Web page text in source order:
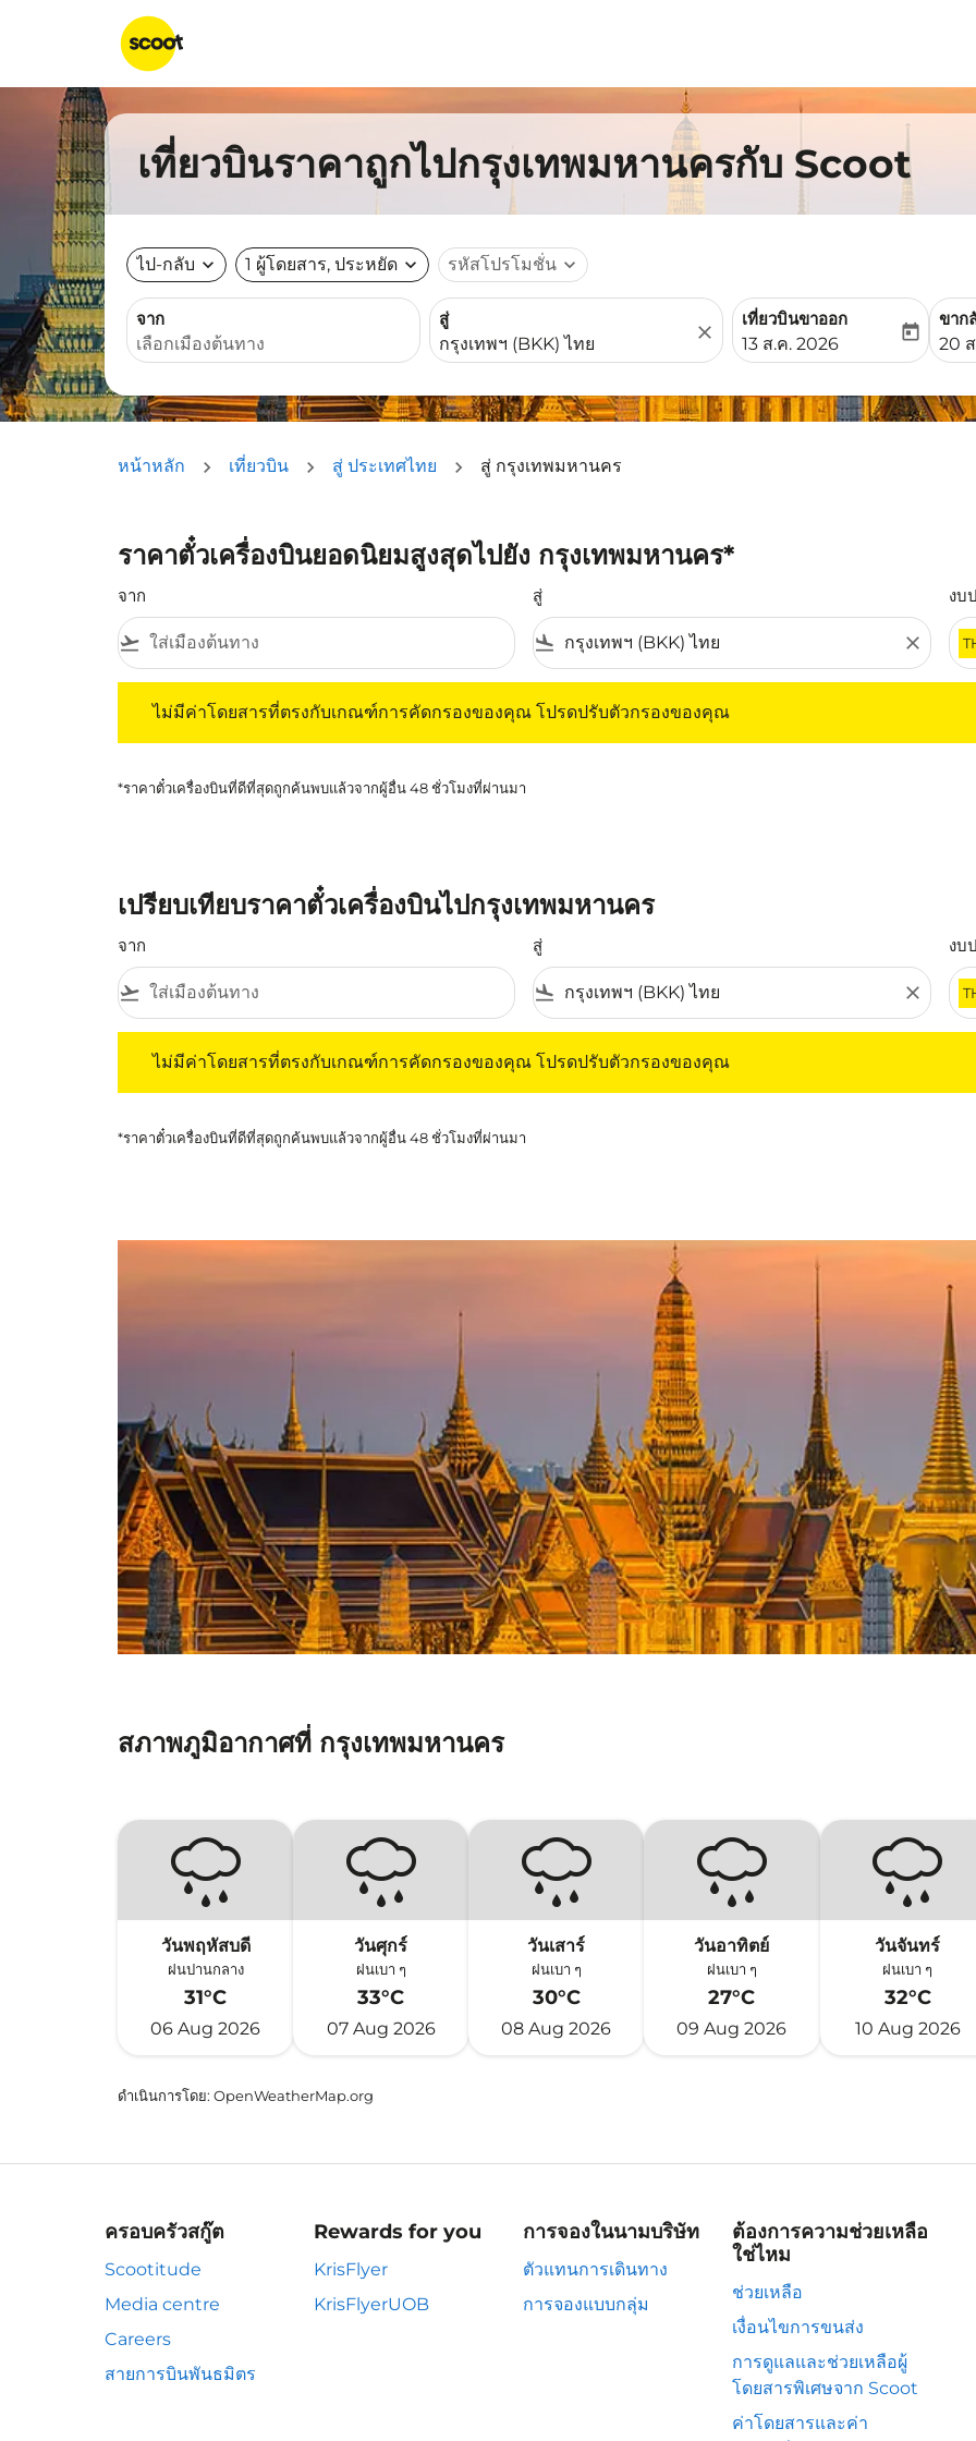
เที่ยวบินราคาถูกไปกรุงเทพมหานครกับ Scoot
ไป-กลับ expand_more 1 ผู้โดยสาร, ประหยัด expand_more รหัสโปรโมชั่น expand_more
จาก สู่
close
เที่ยวบินขาออก
fc-booking-departure-
13 ส.ค. 2026
today
ขาก
fc-
20
หน้าหลัก เที่ยวบิน สู่ ประเทศไทย สู่ กรุงเทพมหานคร
ราคาตั๋วเครื่องบินยอดนิยมสูงสุดไปยัง กรุงเทพมหานคร*
จาก
flight_takeoff
สู่
flight_land close
งบ
ไม่มีค่าโดยสารที่ตรงกับเกณฑ์การคัดกรองของคุณ โปรดปรับตัวกรองของคุณ
*ราคาตั๋วเครื่องบินที่ดีที่สุดถูกค้นพบแล้วจากผู้อื่น 48 ชั่วโมงที่ผ่านมา
เปรียบเทียบราคาตั๋วเครื่องบินไปกรุงเทพมหานคร
จาก
flight_takeoff
สู่
flight_land close
งบ
ไม่มีค่าโดยสารที่ตรงกับเกณฑ์การคัดกรองของคุณ โปรดปรับตัวกรองของคุณ
*ราคาตั๋วเครื่องบินที่ดีที่สุดถูกค้นพบแล้วจากผู้อื่น 48 ชั่วโมงที่ผ่านมา
สภาพภูมิอากาศที่ กรุงเทพมหานคร
วันพฤหัสบดี
ฝนปานกลาง
31°C
06 Aug 2026
วันศุกร์
ฝนเบา ๆ
33°C
07 Aug 2026
วันเสาร์
ฝนเบา ๆ
30°C
08 Aug 2026
วันอาทิตย์
ฝนเบา ๆ
27°C
09 Aug 2026
วันจันทร์
ฝนเบา ๆ
32°C
10 Aug 2026
ดำเนินการโดย: OpenWeatherMap.org
ครอบครัวสกู๊ต
Scootitude
Media centre
Careers
สายการบินพันธมิตร
Rewards for you
KrisFlyer
KrisFlyerUOB
การจองในนามบริษัท
ตัวแทนการเดินทาง
การจองแบบกลุ่ม
ต้องการความช่วยเหลือ
ใช่ไหม
ช่วยเหลือ
เงื่อนไขการขนส่ง
การดูแลและช่วยเหลือผู้
โดยสารพิเศษจาก Scoot
ค่าโดยสารและค่า